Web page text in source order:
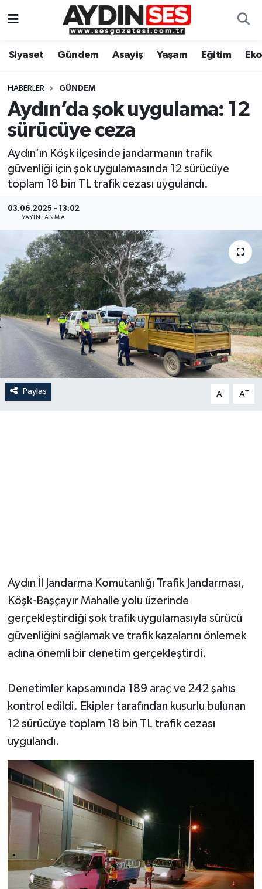
Siyaset Gündem Asayiş Yaşam Eğitim
HABERLER GÜNDEM
Aydın’da şok uygulama: 12
sürücüye ceza
Aydın’ın Köşk ilçesinde jandarmanın trafik
güvenliği için şok uygulamasında 12 sürücüye
toplam 18 bin TL trafik cezası uygulandı.
03.06.2025 - 13:02
YAYINLANMA
Paylaş A- A+
Aydın İl Jandarma Komutanlığı Trafik Jandarması,
Köşk-Başçayır Mahalle yolu üzerinde
gerçekleştirdiği şok trafik uygulamasıyla sürücü
güvenliğini sağlamak ve trafik kazalarını önlemek
adına önemli bir denetim gerçekleştirdi.
Denetimler kapsamında 189 araç ve 242 şahıs
kontrol edildi. Ekipler tarafından kusurlu bulunan
12 sürücüye toplam 18 bin TL trafik cezası
uygulandı.
Gündem
Siyaset
Ekonomi
Yaşam
Spor
Aydın Hava Durumu
Aydin Namaz Vakitleri
Aydın Trafik Yoğunluk Haritası
Süper Lig Puan Durumu ve Fikstür
Haber Arşivi